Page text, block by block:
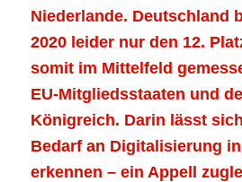
Niederlande. Deutschland
2020 leider nur den 12.
somit im Mittelfeld
EU-Mitgliedsstaaten und
Königreich. Darin lässt
Bedarf an Digitalisierung
erkennen – ein Appell